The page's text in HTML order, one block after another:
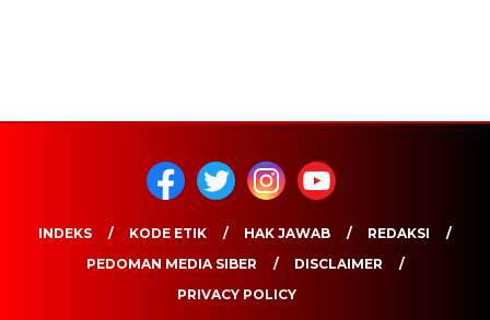
INDEKS KODE ETIK HAK JAWAB
REDAKSI
PEDOMAN MEDIA SIBER
DISCLAIMER
PRIVACY POLICY